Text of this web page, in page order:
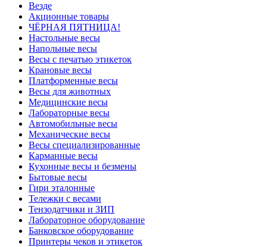
Везде
Акционные товары
ЧЁРНАЯ ПЯТНИЦА!
Настольные весы
Напольные весы
Весы с печатью этикеток
Крановые весы
Платформенные весы
Весы для животных
Медицинские весы
Лабораторные весы
Автомобильные весы
Механические весы
Весы специализированные
Карманные весы
Кухонные весы и безмены
Бытовые весы
Гири эталонные
Тележки с весами
Тензодатчики и ЗИП
Лабораторное оборудование
Банковское оборудование
Принтеры чеков и этикеток